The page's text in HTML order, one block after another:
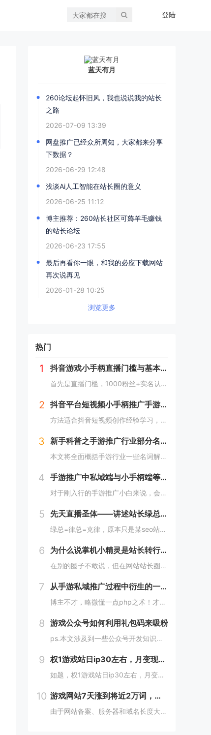
登陆
蓝天有月
260论坛起怀旧风，我也说说我的站长
之路
2026-07-09 13:39
网盘推广已经众所周知，大家都来分享
下数据？
2026-06-29 12:48
浅谈Ai人工智能在站长圈的意义
2026-06-25 11:12
博主推荐：260站长社区可薅羊毛赚钱
的站长论坛
2026-06-23 17:55
最后再看你一眼，和我的必应下载网站
再次说再见
2026-01-28 10:25
浏览更多
热门
1 抖音游戏小手柄直播门槛与基本技巧
首先是直播门槛，1000粉丝+实名认证，才可以开通抖音游戏推广，俗称抖音小手柄，我们可以理解为抖音直播的商业化组件，等同于带货直播间的小黄车，只不过小黄车挂的是货品，而小手柄里面一般只是挂单独一款手游。直播手游一般在电脑端进行，手机端直播肯...
2 抖音平台短视频小手柄推广手游超详细教程
方法适合抖音短视频创作经验学习，如果是抖音中视频，因为中视频主要是靠做粉丝量和播放量来获取收益的，那就不适合我这个方法。具体做法是，3~5个抖音号同步进行，只做一款游戏，但是这款游戏你肯定要提前想好，因为我是做手游cps推广的，所以自身与朋...
3 新手科普之手游推广行业部分名词解释
本文将全面概括手游行业一些名词解释，权当给新手的一些科普，手游行业鱼龙混杂，外行人想彻底入行有两个相对较好的办法，一个就是去手游公司上班，任意岗位都行，呆久了耳濡目染，可以轻松入门。另一个就是有人带你，提前是遇到靠谱的人，不然很难融入圈子！...
4 手游推广中私域端与小手柄端等基本常识讲解
对于刚入行的手游推广小白来说，会经常遇到一些常见的话术费解，比如什么是私域端什么是小手柄？其实，从抖音直播来入行手游推广是小白成长最快速的方式，而没有之一！抖音直播往往只需要1个人力即可基本解决所有推广环节的事情，例如一边开播，一变用其他抖...
5 先天直播圣体——讲述站长绿总直播背后的那些事
绿总=律总=克律，原本只是某seo站长群一个名不见经传小小站长，近来却被群里的部分站长称为“先天直播圣体”，何为先天直播圣体？顾名思义，也就是在相同的条件下，搞手游直播的效果远远大于其他人，直播收益数据也更是一骑绝尘，这也惹来不少站长的羡慕...
6 为什么说掌机小精灵是站长转行手游推广的一款神级产品
在别的圈子不敢说，但在网站站长圈，掌机小精灵肯定是一款耳熟能详的手游产品，纵观4414论坛以及4414论坛所衍生的各类站长交流群，有那么一个人几乎苦口婆心的在宣传这款游戏的推广方法以及推广数据。这个人自然不用说是谁了，肯定是博主本人啦。毕竟...
7 从手游私域推广过程中衍生的一个卡片工具网站
博主不才，略微懂一点php之术！才有了这个工具网站的诞生，且网站用户日渐增长，算是拿捏了一个工具需求的痛点。不知道从什么时候起，推广手游不再是以传统网站制作应用详情页，再挂载下载地址供游戏玩家自助下载为主了，模式逐渐变为先引流游戏玩家添加微...
8 游戏公众号如何利用礼包码来吸粉
ps.本文涉及到一些公众号开发知识，但不影响推广方法学习~做游戏推广的小伙伴，手里必不可少的都有一个游戏内容性质的微信公众号吧，毕竟在私域推广中，微信公众号不仅能承接内容分享转发，还能利用公众号游戏攻略内容或礼包码福利来沉淀用户。而且在当下...
9 权1游戏站日ip30左右，月变现万八千是不是吹牛不打草稿？
如题，权1游戏站日ip30左右，月变现万八千是不是吹牛不打草稿？这也是我偶尔在4414站长论坛有过几次论述的内容，谨言慎行一直是我做事的原则，但是在一个气氛尤为消极的站长论坛发布这样的言论，无疑迎来的都是质疑和diss！但我相信，个别在我本...
10 游戏网站7天涨到将近2万词，权重5，我反而慌了
由于网站备案、服务器和域名长度大方向性的错误选择，或者种种原因吧，愈来愈发现自己手里这个游戏网站喜欢不起来了。本来在一个月前就有中介主动加过来问出不出网站，当时权2左右，没有反对，但是一个月过去了没人问津。殊不知，最近网站在一周内爱站词库疯...